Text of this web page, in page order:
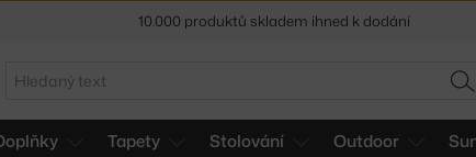
Hledat
Tapety Stolování Outdoor
10.000 produktů skladem ihned k dodání